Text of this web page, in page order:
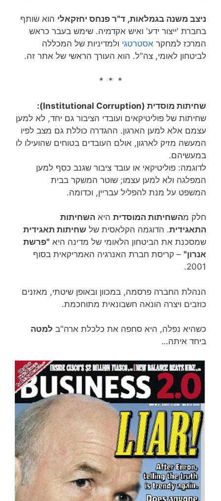
ניצב משנה בגמלאות, ד"ר פנחס יחזקאלי הוא שותף
בחברת 'ייצור ידע' ואיש אקדמיה. שימש בעבר כראש
המרכז למחקר אסטרטגי ולמדיניות של המכללה
לביטחון לאומי, צה"ל. הוא העורך הראשי של אתר זה.
* * *
שחיתות מוסדית (Institutional Corruption)
:
שחיתות של פוליטיקאים ועובדי הציבור גם יחד, לא למען
עצמם אלא למען הארגון. ההגדרה כוללת גם מצב לפיו
המעשה מזיק לארגון, אולם העובדים בטוחים שהועילו לו
במעשיהם.
לדוגמה: פוליטיקאי או עובד ציבור שגנב כסף למען
המפלגה ולא למען עצמו; שוטר המשקר בבית
המשפט על מנת להפליל עבריין, וכדומה.
חלק מהשחיתות המוסדית היא השחיתות
התאגידית. הדוגמה הקלאסית של שחיתות תאגידית
שמסכנת את הביטחון הלאומי של מדינה היא "פרשת
אנרון" – קריסת חברת האנרגיה האמריקאית בסוף
2001.
הנהלת החברה פרסמה, במכוון ובאופן שיטתי, מאזנים
כוזבים ויצרה הונאה חשבונאית מתוחכמת.
כשהיא נפלה, היא סחפה את כלכלת ארה"ב למטה
ביחד איתה…